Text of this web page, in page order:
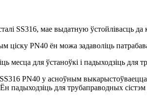
SS316, мае выдатную ўстойлівасць да
PN40 ён можа задаволіць
месца для ўстаноўкі і падыходзіць для
PN40 у асноўным выкарыстоўваецца
падыходзіць для трубаправодных